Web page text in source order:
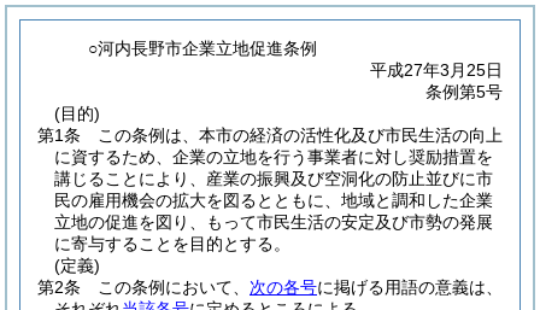
○河内長野市企業立地促進条例
平成27年3月25日
条例第5号
(目的)
第1条
この条例は、本市の経済の活性化及び市民生活の向上
に資するため、企業の立地を行う事業者に対し奨励措置を
講じることにより、産業の振興及び空洞化の防止並びに市
民の雇用機会の拡大を図るとともに、地域と調和した企業
立地の促進を図り、もって市民生活の安定及び市勢の発展
に寄与することを目的とする。
(定義)
第2条
この条例において、 次の各号に掲げる用語の意義は、